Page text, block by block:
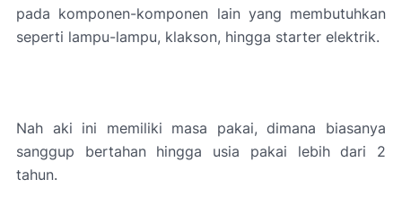
pada komponen-komponen lain yang membutuhkan
seperti lampu-lampu, klakson, hingga starter elektrik.
Nah aki ini memiliki masa pakai, dimana biasanya
sanggup bertahan hingga usia pakai lebih dari 2
tahun.